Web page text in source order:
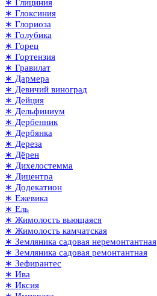
∗ Глициния
∗ Глоксиния
∗ Глориоза
∗ Голубика
∗ Горец
∗ Гортензия
∗ Гравилат
∗ Дармера
∗ Девичий виноград
∗ Дейция
∗ Дельфиниум
∗ Дербенник
∗ Дербянка
∗ Дереза
∗ Дёрен
∗ Дихелостемма
∗ Дицентра
∗ Додекатион
∗ Ежевика
∗ Ель
∗ Жимолость вьющаяся
∗ Жимолость камчатская
∗ Земляника садовая неремонтантная
∗ Земляника садовая ремонтантная
∗ Зефирантес
∗ Ива
∗ Иксия